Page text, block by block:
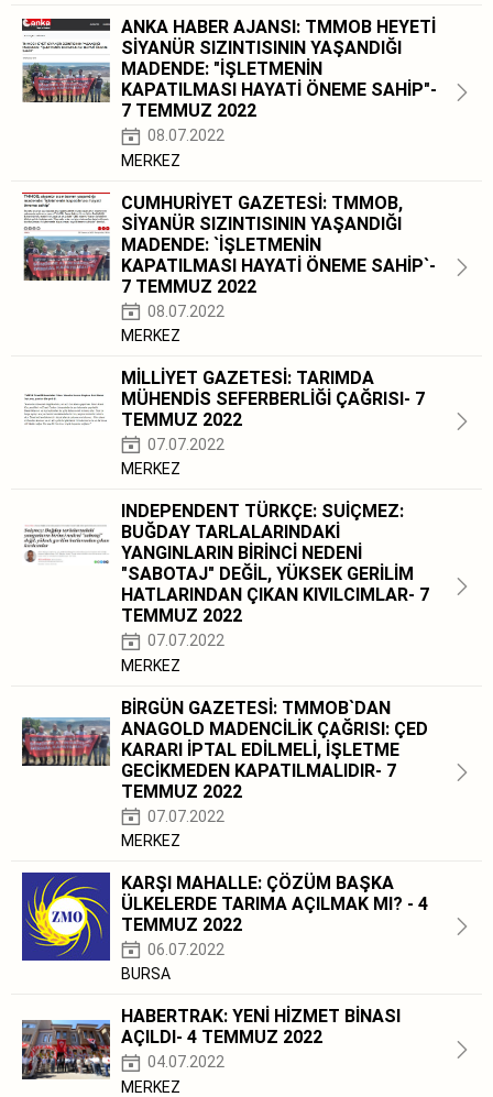
ANKA HABER AJANSI: TMMOB HEYETİ
SİYANÜR SIZINTISININ YAŞANDIĞI
MADENDE: "İŞLETMENİN
KAPATILMASI HAYATİ ÖNEME SAHİP"-
7 TEMMUZ 2022
08.07.2022
MERKEZ
CUMHURİYET GAZETESİ: TMMOB,
SİYANÜR SIZINTISININ YAŞANDIĞI
MADENDE: `İŞLETMENİN
KAPATILMASI HAYATİ ÖNEME SAHİP`-
7 TEMMUZ 2022
08.07.2022
MERKEZ
MİLLİYET GAZETESİ: TARIMDA
MÜHENDİS SEFERBERLİĞİ ÇAĞRISI- 7
TEMMUZ 2022
07.07.2022
MERKEZ
INDEPENDENT TÜRKÇE: SUİÇMEZ:
BUĞDAY TARLALARINDAKİ
YANGINLARIN BİRİNCİ NEDENİ
"SABOTAJ" DEĞİL, YÜKSEK GERİLİM
HATLARINDAN ÇIKAN KIVILCIMLAR- 7
TEMMUZ 2022
07.07.2022
MERKEZ
BİRGÜN GAZETESİ: TMMOB`DAN
ANAGOLD MADENCİLİK ÇAĞRISI: ÇED
KARARI İPTAL EDİLMELİ, İŞLETME
GECİKMEDEN KAPATILMALIDIR- 7
TEMMUZ 2022
07.07.2022
MERKEZ
KARŞI MAHALLE: ÇÖZÜM BAŞKA
ÜLKELERDE TARIMA AÇILMAK MI? - 4
TEMMUZ 2022
06.07.2022
BURSA
HABERTRAK: YENİ HİZMET BİNASI
AÇILDI- 4 TEMMUZ 2022
04.07.2022
MERKEZ